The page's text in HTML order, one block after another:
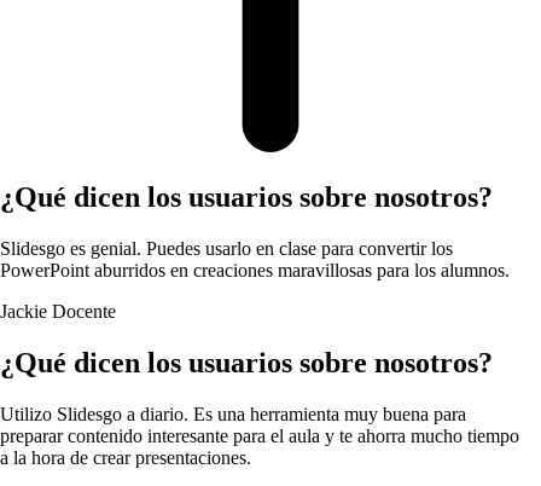
¿Qué dicen los usuarios sobre nosotros?
Slidesgo es genial. Puedes usarlo en clase para convertir los
PowerPoint aburridos en creaciones maravillosas para los alumnos.
Jackie Docente
¿Qué dicen los usuarios sobre nosotros?
Utilizo Slidesgo a diario. Es una herramienta muy buena para
preparar contenido interesante para el aula y te ahorra mucho tiempo
a la hora de crear presentaciones.